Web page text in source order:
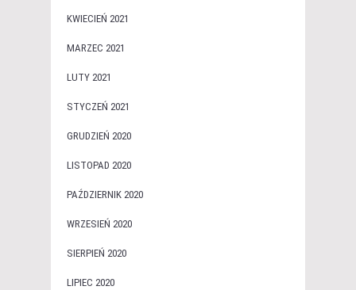
KWIECIEŃ 2021
MARZEC 2021
LUTY 2021
STYCZEŃ 2021
GRUDZIEŃ 2020
LISTOPAD 2020
PAŹDZIERNIK 2020
WRZESIEŃ 2020
SIERPIEŃ 2020
LIPIEC 2020